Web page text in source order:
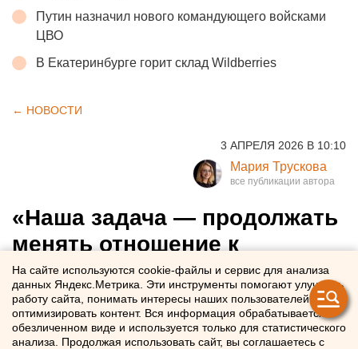
Путин назначил нового командующего войсками
ЦВО
В Екатеринбурге горит склад Wildberries
← НОВОСТИ
3 АПРЕЛЯ 2026 В 10:10
Мария Трускова
«Наша задача — продолжать
менять отношение к
профессии»: интервью с
екатеринбургским
риелтором
На сайте используются cookie-файлы и сервис для анализа
данных Яндекс.Метрика. Эти инструменты помогают улучшать
работу сайта, понимать интересы наших пользователей и
оптимизировать контент. Вся информация обрабатывается в
обезличенном виде и используется только для статистического
анализа. Продолжая использовать сайт, вы соглашаетесь с